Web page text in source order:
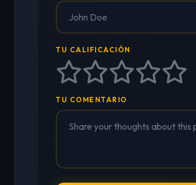
TU CALIFICACIÓN
TU COMENTARIO